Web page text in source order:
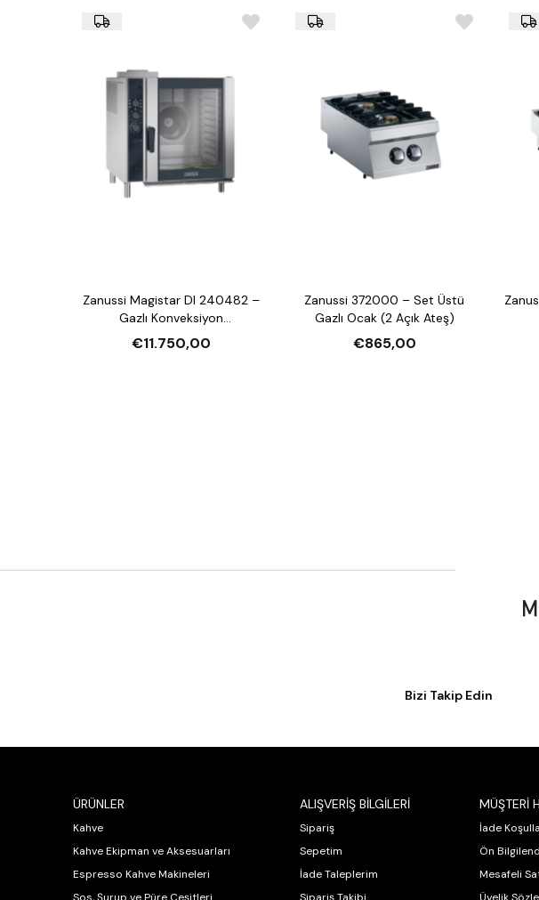
Zanussi Magistar DI 240482 –
Gazlı Konveksiyon
Nemlendirmeli Fırın (20xGN2/1,
Crosswise)
€11.750,00
Zanussi 372000 – Set Üstü
Gazlı Ocak (2 Açık Ateş)
€865,00
Bizi Takip Edin
ÜRÜNLER
Kahve
Kahve Ekipman ve Aksesuarları
Espresso Kahve Makineleri
Sos, Şurup ve Püre Çeşitleri
ALIŞVERİŞ BİLGİLERİ
Sipariş
Sepetim
İade Taleplerim
Sipariş Takibi
MÜŞTERİ
İade
Ön
Mesafeli
Üyelik